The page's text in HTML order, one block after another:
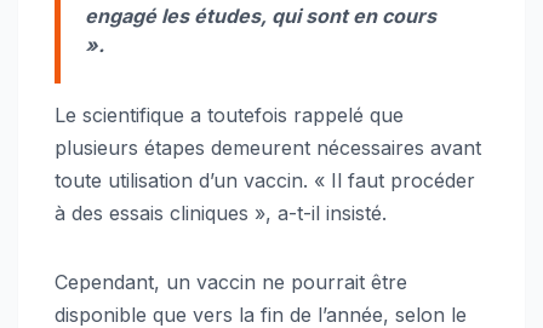
engagé les études, qui sont en cours
».
Le scientifique a toutefois rappelé que
plusieurs étapes demeurent nécessaires avant
toute utilisation d’un vaccin. « Il faut procéder
à des essais cliniques », a-t-il insisté.
Cependant, un vaccin ne pourrait être
disponible que vers la fin de l’année, selon le